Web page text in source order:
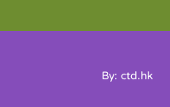
By: ctd.hk